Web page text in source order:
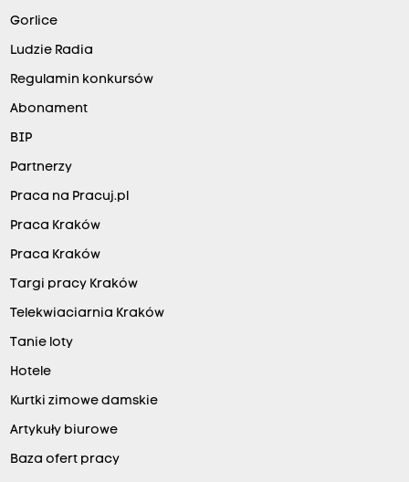
Gorlice
Ludzie Radia
Regulamin konkursów
Abonament
BIP
Partnerzy
Praca na Pracuj.pl
Praca Kraków
Praca Kraków
Targi pracy Kraków
Telekwiaciarnia Kraków
Tanie loty
Hotele
Kurtki zimowe damskie
Artykuły biurowe
Baza ofert pracy